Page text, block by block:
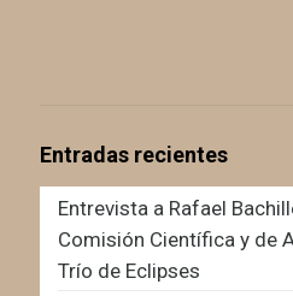
Entradas recientes
Entrevista a Rafael
Comisión Científica y de
Trío de Eclipses